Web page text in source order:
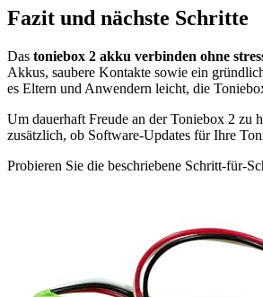
Fazit und nächste Schritte
Das toniebox 2 akku verbinden ohne
Akkus, saubere Kontakte sowie ein
es Eltern und Anwendern leicht, die
Um dauerhaft Freude an der Toniebox 2 zu
zusätzlich, ob Software-Updates für Ihre
Probieren Sie die beschriebene Schritt-für-